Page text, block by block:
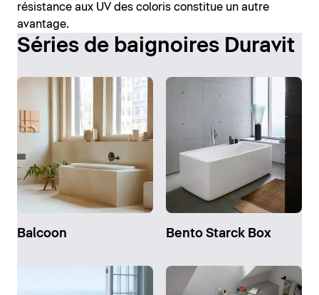
résistance aux UV des coloris constitue un autre
avantage.
Séries de baignoires Duravit
Balcoon Bento Starck Box